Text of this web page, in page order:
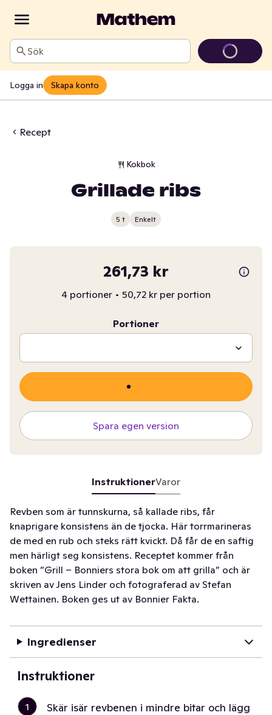
Sök
Logga in Skapa konto
Recept
Kokbok
Grillade ribs
5 t Enkelt
261,73 kr
4 portioner • 50,72 kr per portion
Portioner
Spara egen version
InstruktionerVaror
Revben som är tunnskurna, så kallade ribs, får
knaprigare konsistens än de tjocka. Här torrmarineras
de med en rub och steks rätt kvickt. Då får de en saftig
men härligt seg konsistens. Receptet kommer från
boken ”Grill – Bonniers stora bok om att grilla” och är
skriven av Jens Linder och fotograferad av Stefan
Wettainen. Boken ges ut av Bonnier Fakta.
Ingredienser
Instruktioner
1
Skär isär revbenen i mindre bitar och lägg